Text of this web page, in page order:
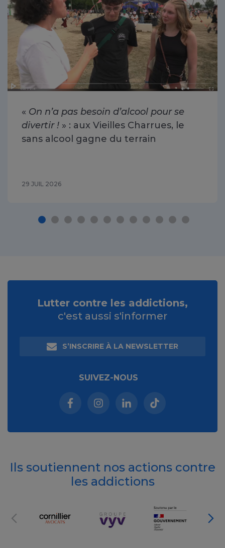
« On n’a pas besoin d’alcool pour se
divertir ! » : aux Vieilles Charrues, le
sans alcool gagne du terrain
29 JUIL 2026
Lutter contre les addictions,
c'est aussi s'informer
S’INSCRIRE À LA NEWSLETTER
SUIVEZ-NOUS
Facebook (nouvelle fenêtre)
Instagram (nouvelle fenêtre)
Linkedin (nouvelle
Tiktok (nouvelle
Ils soutiennent nos actions contre
les addictions